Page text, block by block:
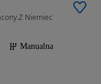
Niemiec
Manualna